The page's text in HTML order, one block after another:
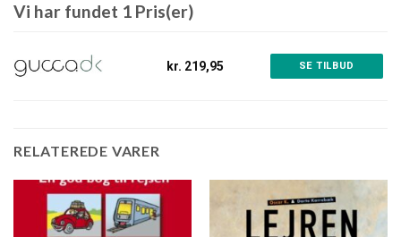
Vi har fundet 1 Pris(er)
kr. 219,95 SE TILBUD
RELATEREDE VARER